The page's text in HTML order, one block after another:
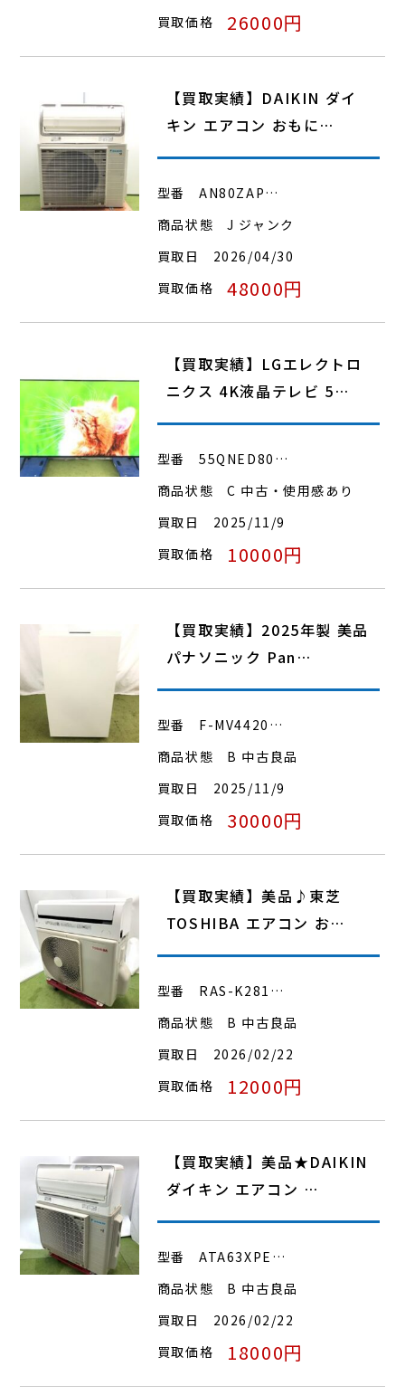
買取価格
26000円
【買取実績】DAIKIN ダイ
キン エアコン おもに…
型番
AN80ZAP…
商品状態
J ジャンク
買取日
2026/04/30
買取価格
48000円
【買取実績】LGエレクトロ
ニクス 4K液晶テレビ 5…
型番
55QNED80…
商品状態
C 中古・使用感あり
買取日
2025/11/9
買取価格
10000円
【買取実績】2025年製 美品
パナソニック Pan…
型番
F-MV4420…
商品状態
B 中古良品
買取日
2025/11/9
買取価格
30000円
【買取実績】美品♪東芝
TOSHIBA エアコン お…
型番
RAS-K281…
商品状態
B 中古良品
買取日
2026/02/22
買取価格
12000円
【買取実績】美品★DAIKIN
ダイキン エアコン …
型番
ATA63XPE…
商品状態
B 中古良品
買取日
2026/02/22
買取価格
18000円